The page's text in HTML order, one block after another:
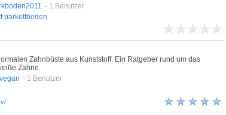
- 1 Benutzer
parkettboden
Zahnbüste aus Kunststoff. Ein Ratgeber rund um das
Zähne.
- 1 Benutzer